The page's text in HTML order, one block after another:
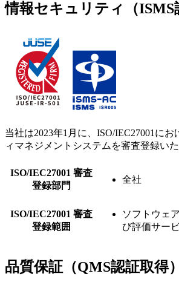
情報セキュリティ（ISMS
当社は2023年1月に、ISO/IEC27001に
ィマネジメントシステムを審査登録いた
ISO/IEC27001 審査
登録部門
全社
ISO/IEC27001 審査
登録範囲
ソフトウェ
び評価サー
品質保証（QMS認証取得）